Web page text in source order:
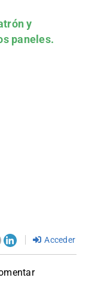
y
paneles.
Acceder